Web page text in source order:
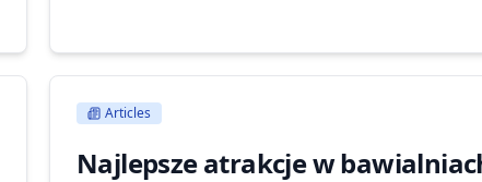
Articles
Najlepsze atrakcje w